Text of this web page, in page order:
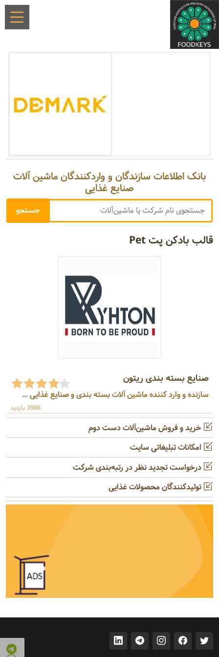
بانک اطلاعات سازندگان و واردکنندگان ماشین آلات
صنایع غذایی
قالب بادکن پت Pet
صنایع بسته بندی ریتون
سازنده و وارد کننده ماشین آلات بسته بندی و صنایع غذایی ...
3986 بازدید
خرید و فروش ماشین‌آلات دست دوم
امکانات تبلیغاتی سایت
درخواست تجدید نظر در رتبه‌بندی شرکت
تولیدکنندگان محصولات غذایی